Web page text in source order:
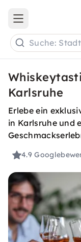
Open main menu
Suche:
Karlsruhe
Erlebe ein
in Karlsruhe und
4.9